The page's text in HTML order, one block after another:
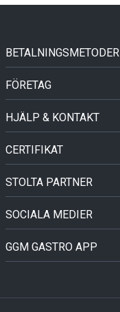
BETALNINGSMETODER
FÖRETAG
HJÄLP & KONTAKT
CERTIFIKAT
STOLTA PARTNER
SOCIALA MEDIER
GGM GASTRO APP